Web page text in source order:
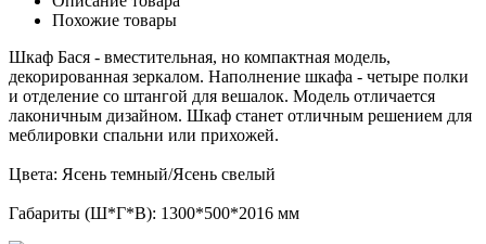
Похожие товары
Шкаф Бася - вместительная, но компактная модель,
декорированная зеркалом. Наполнение шкафа - четыре полки
и отделение со штангой для вешалок. Модель отличается
лаконичным дизайном. Шкаф станет отличным решением для
меблировки спальни или прихожей.
Цвета: Ясень темный/Ясень свелый
Габариты (Ш*Г*В): 1300*500*2016 мм